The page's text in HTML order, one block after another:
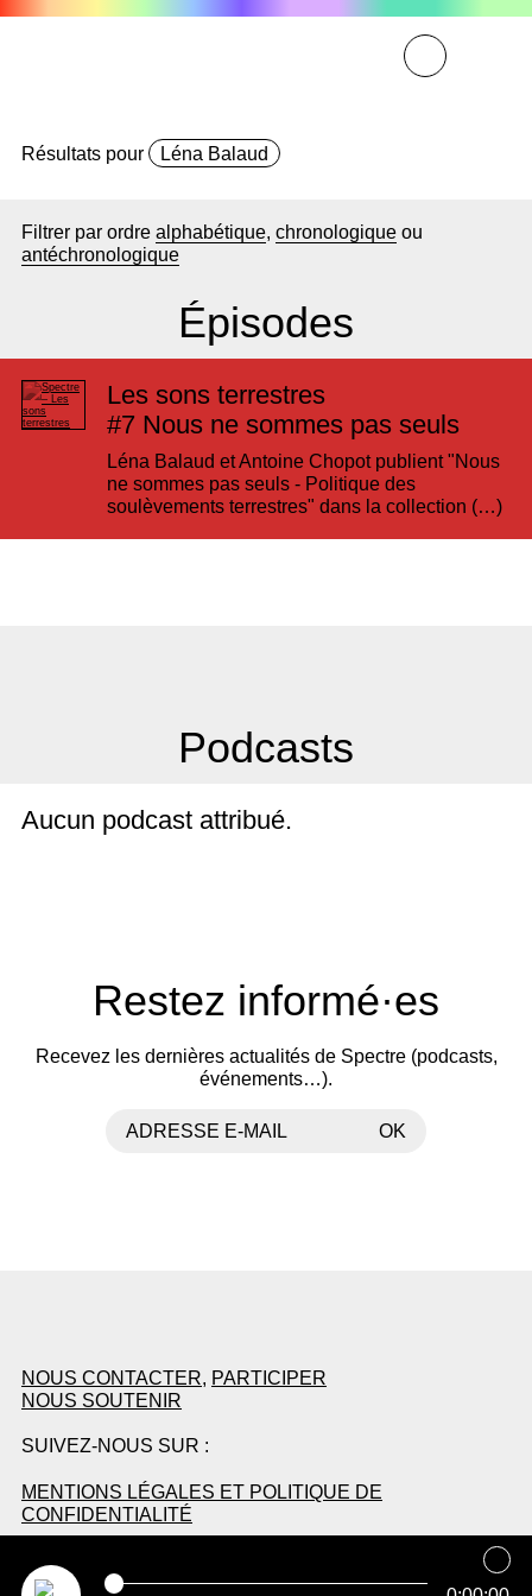
Résultats pour Léna Balaud
Filtrer par ordrealphabétique ,chronologique ou
antéchronologique
Épisodes
Les sons terrestres
#7 Nous ne sommes pas seuls
Léna Balaud et Antoine Chopot publient "Nous
ne sommes pas seuls - Politique des
soulèvements terrestres" dans la collection (…)
Podcasts
Aucun podcast attribué.
Restez informé·es
Recevez les dernières actualités de Spectre (podcasts,
événements…).
ADRESSE E-MAIL OK
NOUS CONTACTER, PARTICIPER
NOUS SOUTENIR
SUIVEZ-NOUS SUR :
MENTIONS LÉGALES ET POLITIQUE DE
CONFIDENTIALITÉ